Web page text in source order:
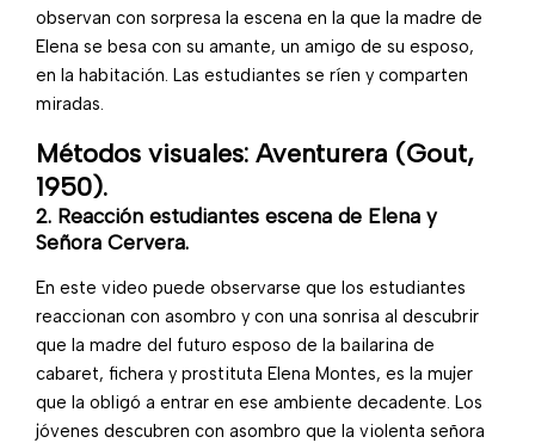
observan con sorpresa la escena en la que la madre de
Elena se besa con su amante, un amigo de su esposo,
en la habitación. Las estudiantes se ríen y comparten
miradas.
Métodos visuales: Aventurera (Gout,
1950).
2. Reacción estudiantes escena de Elena y
Señora Cervera.
En este video puede observarse que los estudiantes
reaccionan con asombro y con una sonrisa al descubrir
que la madre del futuro esposo de la bailarina de
cabaret, fichera y prostituta Elena Montes, es la mujer
que la obligó a entrar en ese ambiente decadente. Los
jóvenes descubren con asombro que la violenta señora